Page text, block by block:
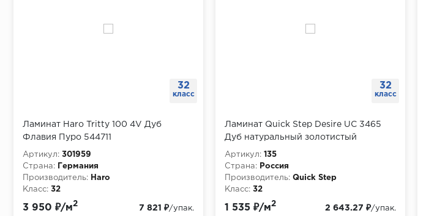
32
класс
Ламинат Haro Tritty 100 4V Дуб
Флавия Пуро 544711
Артикул: 301959
Страна:
Германия
Производитель:
Haro
Класс: 32
Толщина, мм:
3 950 ₽/м2
7 821 ₽/упак.
32
класс
Ламинат Quick Step Desire UC 3465
Дуб натуральный золотистый
Артикул: 135
Страна:
Россия
Производитель: Quick Step
Класс: 32
Толщина, мм:
1 535 ₽/м2
2 643.27 ₽/упак.